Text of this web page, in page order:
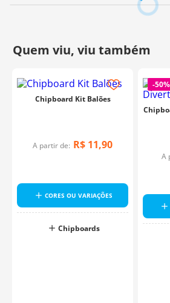
Chipboard Kit Balões
A partir de: R$ 11,90
CORES OU VARIAÇÕES
Chipboards
-50%
A